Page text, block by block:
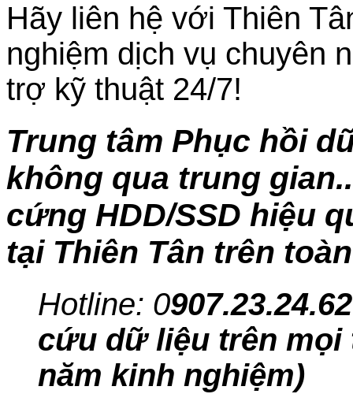
Hãy liên hệ với Thiên
nghiệm dịch vụ chuyên
trợ kỹ thuật 24/7!
Trung tâm Phục hồi
không qua trung
cứng HDD/SSD hiệu
tại Thiên Tân trên
Hotline: 0
cứu dữ liệu trên
năm kinh nghiệm)